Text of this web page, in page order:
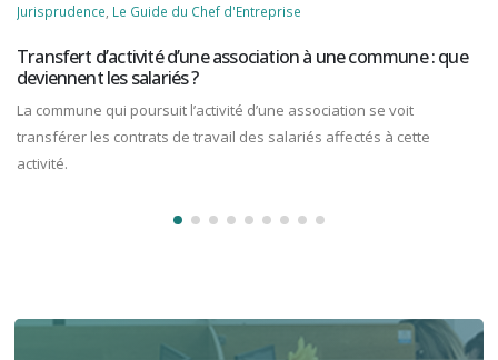
Jurisprudence Le Guide du Chef d'Entreprise
Transfert d’activité d’une association à une commune : que
deviennent les salariés ?
La commune qui poursuit l’activité d’une association se voit
transférer les contrats de travail des salariés affectés à cette
activité.